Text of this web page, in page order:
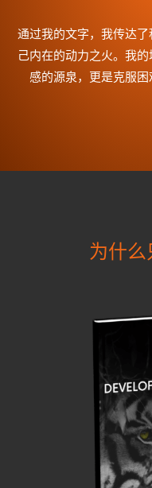
通过我的文字，我传达
己内在的动力之火。我
感的源泉，更是克服困
为什么